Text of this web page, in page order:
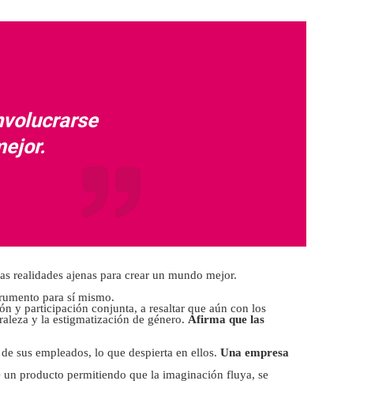
realidades ajenas para crear un mundo mejor.
para sí mismo.
y participación conjunta, a resaltar que aún con los
y la estigmatización de género. Afirma que las
sus empleados, lo que despierta en ellos. Una empresa
producto permitiendo que la imaginación fluya, se